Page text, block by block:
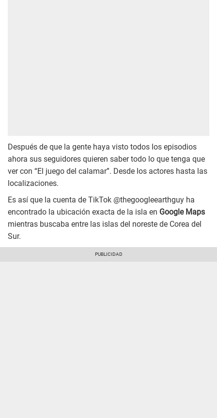
Después de que la gente haya visto todos los episodios
ahora sus seguidores quieren saber todo lo que tenga que
ver con “El juego del calamar”. Desde los actores hasta las
localizaciones.
Es así que la cuenta de TikTok @thegoogleearthguy ha
encontrado la ubicación exacta de la isla en Google Maps
mientras buscaba entre las islas del noreste de Corea del
Sur.